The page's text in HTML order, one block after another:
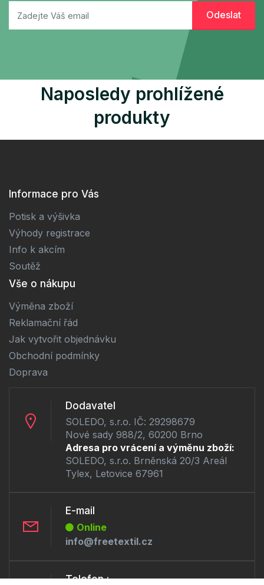
Naposledy prohlížené
produkty
Informace pro Vás
Potisk a výšivka
Výhody registrace
Info k akcím
Soutěž
Vše o nákupu
Výměna zboží
Reklamační řád
Jak vytvořit objednávku
Obchodní podmínky
Doprava
Dodavatel
SOLEDO, s.r.o. IČ: 29298679
Nové sady 988/2, 60200 Brno
Adresa pro vrácení a výměnu zboží:
SOLEDO, s.r.o. Brněnská 20/3 Areál
Tylex, Letovice 67961
E-mail
Online
info@freetextil.cz
Telefon :